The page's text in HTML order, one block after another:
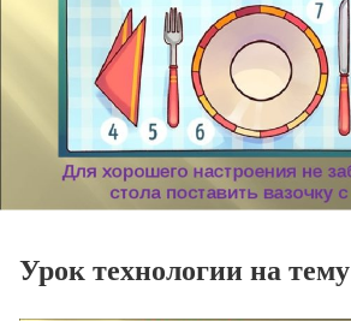
Урок технологии на тему